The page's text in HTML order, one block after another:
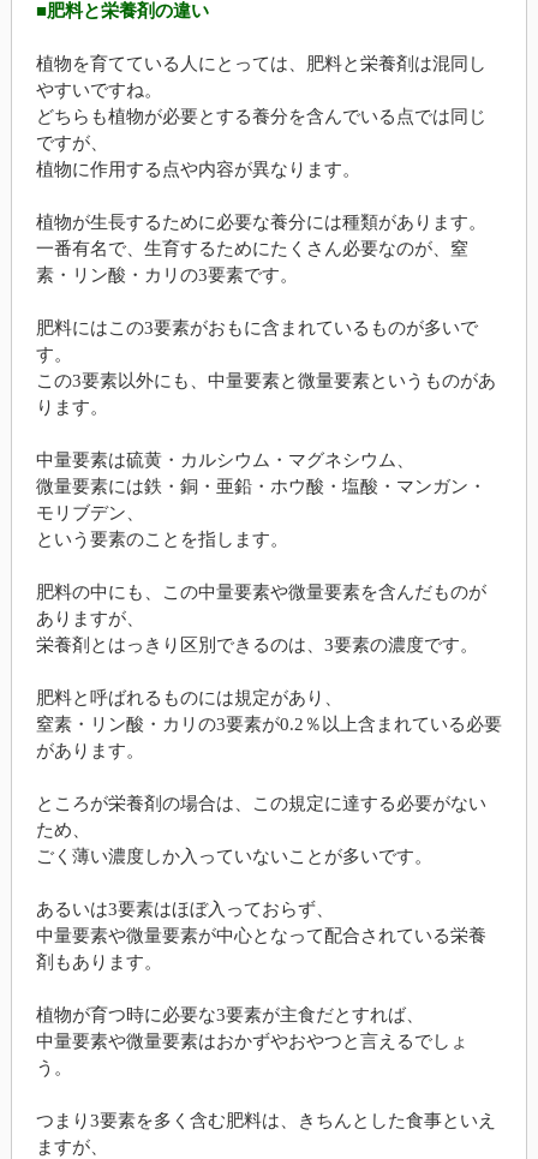
■肥料と栄養剤の違い
植物を育てている人にとっては、肥料と栄養剤は混同し
やすいですね。
どちらも植物が必要とする養分を含んでいる点では同じ
ですが、
植物に作用する点や内容が異なります。
植物が生長するために必要な養分には種類があります。
一番有名で、生育するためにたくさん必要なのが、窒
素・リン酸・カリの3要素です。
肥料にはこの3要素がおもに含まれているものが多いで
す。
この3要素以外にも、中量要素と微量要素というものがあ
ります。
中量要素は硫黄・カルシウム・マグネシウム、
微量要素には鉄・銅・亜鉛・ホウ酸・塩酸・マンガン・
モリブデン、
という要素のことを指します。
肥料の中にも、この中量要素や微量要素を含んだものが
ありますが、
栄養剤とはっきり区別できるのは、3要素の濃度です。
肥料と呼ばれるものには規定があり、
窒素・リン酸・カリの3要素が0.2％以上含まれている必要
があります。
ところが栄養剤の場合は、この規定に達する必要がない
ため、
ごく薄い濃度しか入っていないことが多いです。
あるいは3要素はほぼ入っておらず、
中量要素や微量要素が中心となって配合されている栄養
剤もあります。
植物が育つ時に必要な3要素が主食だとすれば、
中量要素や微量要素はおかずやおやつと言えるでしょ
う。
つまり3要素を多く含む肥料は、きちんとした食事といえ
ますが、